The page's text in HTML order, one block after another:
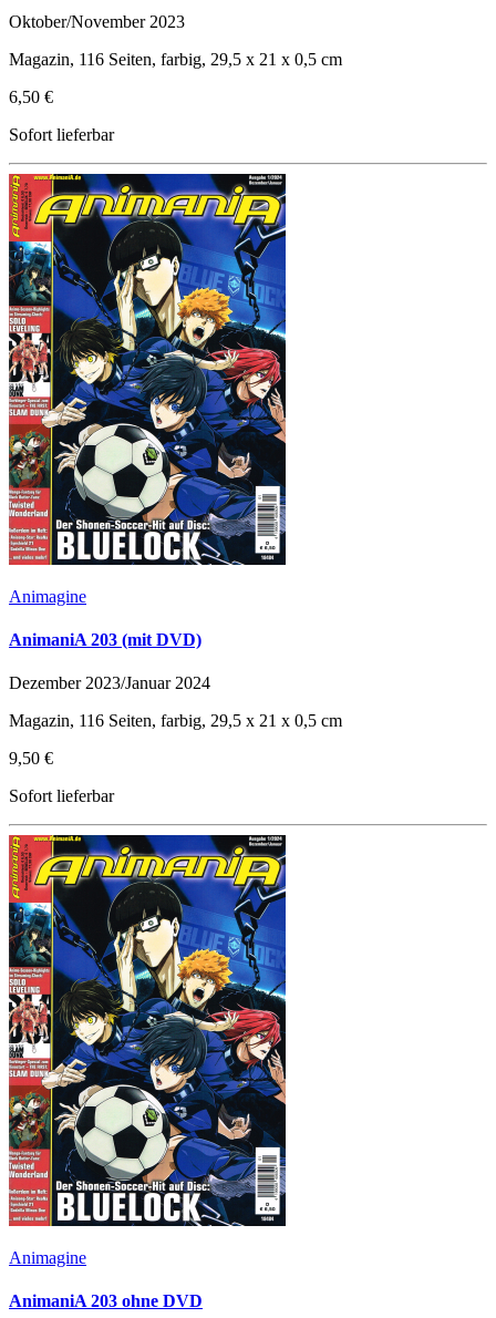
Oktober/November 2023
Magazin, 116 Seiten, farbig, 29,5 x 21 x 0,5 cm
6,50 €
Sofort lieferbar
Animagine
AnimaniA 203 (mit DVD)
Dezember 2023/Januar 2024
Magazin, 116 Seiten, farbig, 29,5 x 21 x 0,5 cm
9,50 €
Sofort lieferbar
Animagine
AnimaniA 203 ohne DVD